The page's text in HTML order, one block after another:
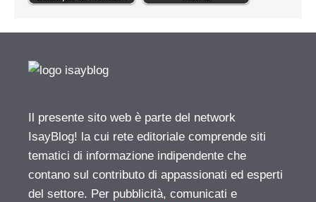
Il presente sito web è parte del network
IsayBlog! la cui rete editoriale comprende siti
tematici di informazione indipendente che
contano sul contributo di appassionati ed esperti
del settore. Per pubblicità, comunicati e